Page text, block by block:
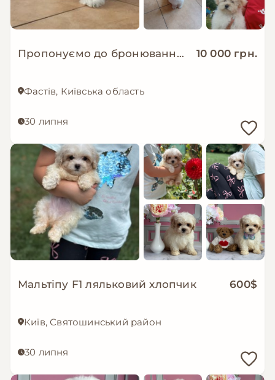
Пропонуємо до бронювання мальтипу Ф1 10 000 грн.
Фастів, Київська область
30 липня
Мальтіпу F1 ляльковий хлопчик 600$
Київ, Святошинський район
30 липня